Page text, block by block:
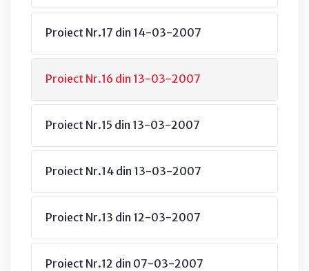
Proiect Nr.17 din 14-03-2007
Proiect Nr.16 din 13-03-2007
Proiect Nr.15 din 13-03-2007
Proiect Nr.14 din 13-03-2007
Proiect Nr.13 din 12-03-2007
Proiect Nr.12 din 07-03-2007